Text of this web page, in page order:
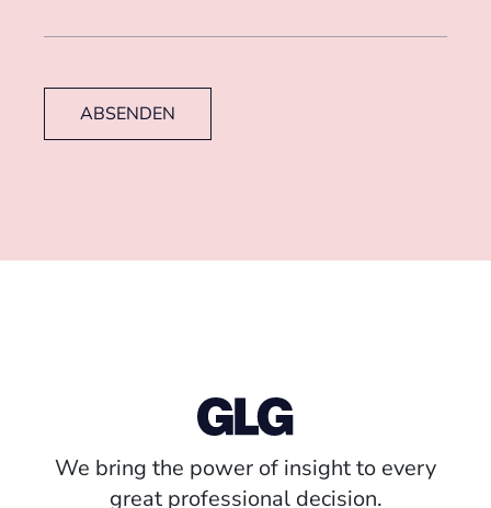
ABSENDEN
We bring the power of insight to every
great professional decision.